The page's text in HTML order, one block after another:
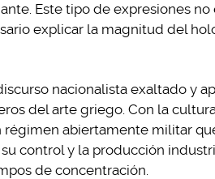
Este tipo de expresiones no
explicar la magnitud del
nacionalista exaltado y
del arte griego. Con la
abiertamente militar
control y la producción
de concentración.